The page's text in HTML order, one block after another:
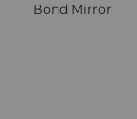
Bond Mirror